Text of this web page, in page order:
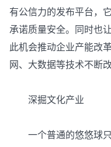
有公信力的发布平台，
承诺质量安全。同时也
此机会推动企业产能改
网、大数据等技术不断
深掘文化产业
一个普通的悠悠球只